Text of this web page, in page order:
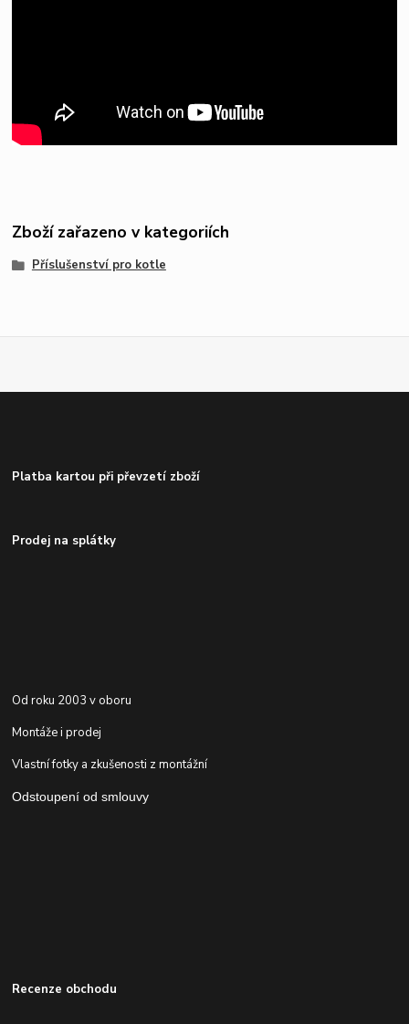
Zboží zařazeno v kategoriích
Příslušenství pro kotle
Platba kartou při převzetí zboží
Prodej na splátky
Od roku 2003 v oboru
Montáže i prodej
Vlastní fotky a zkušenosti z montážní
Odstoupení od smlouvy
Recenze obchodu